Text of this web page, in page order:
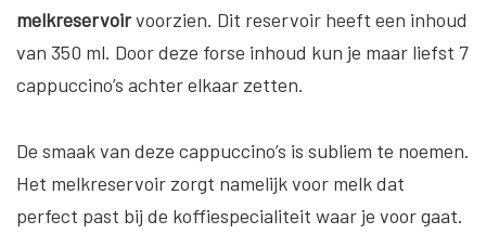
melkreservoirvoorzien. Dit reservoir heeft een inhoud
van 350 ml. Door deze forse inhoud kun je maar liefst 7
cappuccino’s achter elkaar zetten.
De smaak van deze cappuccino’s is subliem te noemen.
Het melkreservoir zorgt namelijk voor melk dat
perfect past bij de koffiespecialiteit waar je voor gaat.